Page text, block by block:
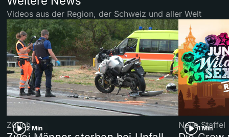
Videos aus der Region, der Schweiz und aller Welt
2 Min
Zürich 1 Min
Neue Staffel